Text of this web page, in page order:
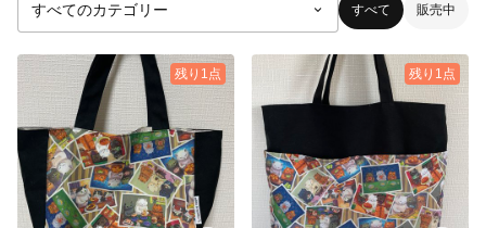
すべて 販売中
残り1点 残り1点